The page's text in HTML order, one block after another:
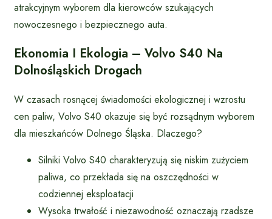
atrakcyjnym wyborem dla kierowców szukających
nowoczesnego i bezpiecznego auta.
Ekonomia I Ekologia – Volvo S40 Na
Dolnośląskich Drogach
W czasach rosnącej świadomości ekologicznej i wzrostu
cen paliw, Volvo S40 okazuje się być rozsądnym wyborem
dla mieszkańców Dolnego Śląska. Dlaczego?
Silniki Volvo S40 charakteryzują się niskim zużyciem
paliwa, co przekłada się na oszczędności w
codziennej eksploatacji
Wysoka trwałość i niezawodność oznaczają rzadsze